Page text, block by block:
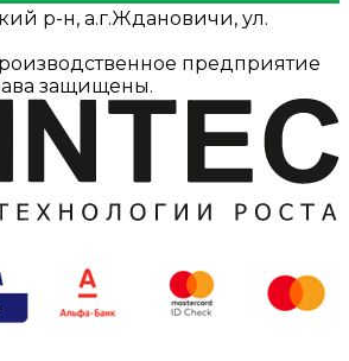
р-н, а.г.Ждановичи, ул.
предприятие
защищены.